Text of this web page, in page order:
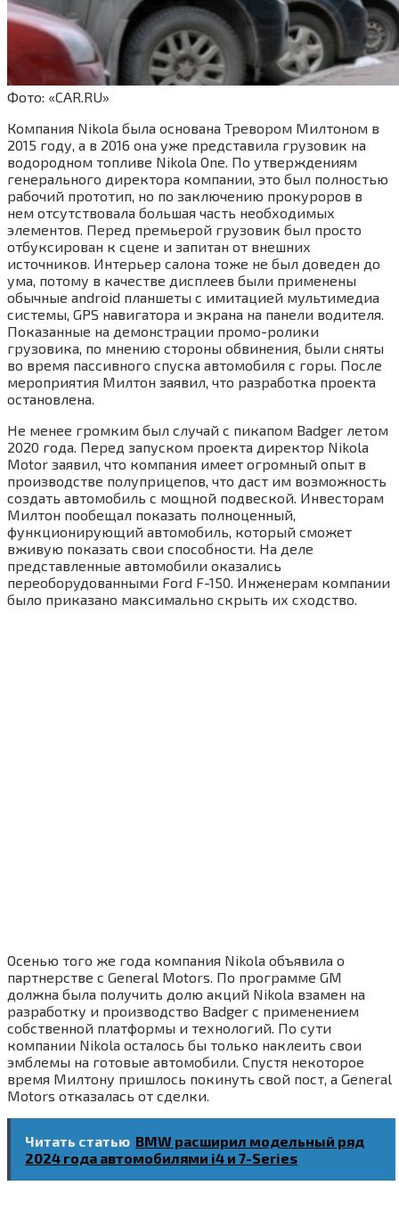
Фото: «CAR.RU»
Компания Nikola была основана Тревором Милтоном в
2015 году, а в 2016 она уже представила грузовик на
водородном топливе Nikola One. По утверждениям
генерального директора компании, это был полностью
рабочий прототип, но по заключению прокуроров в
нем отсутствовала большая часть необходимых
элементов. Перед премьерой грузовик был просто
отбуксирован к сцене и запитан от внешних
источников. Интерьер салона тоже не был доведен до
ума, потому в качестве дисплеев были применены
обычные android планшеты с имитацией мультимедиа
системы, GPS навигатора и экрана на панели водителя.
Показанные на демонстрации промо-ролики
грузовика, по мнению стороны обвинения, были сняты
во время пассивного спуска автомобиля с горы. После
мероприятия Милтон заявил, что разработка проекта
остановлена.
Не менее громким был случай с пикапом Badger летом
2020 года. Перед запуском проекта директор Nikola
Motor заявил, что компания имеет огромный опыт в
производстве полуприцепов, что даст им возможность
создать автомобиль с мощной подвеской. Инвесторам
Милтон пообещал показать полноценный,
функционирующий автомобиль, который сможет
вживую показать свои способности. На деле
представленные автомобили оказались
переоборудованными Ford F-150. Инженерам компании
было приказано максимально скрыть их сходство.
Осенью того же года компания Nikola объявила о
партнерстве с General Motors. По программе GM
должна была получить долю акций Nikola взамен на
разработку и производство Badger с применением
собственной платформы и технологий. По сути
компании Nikola осталось бы только наклеить свои
эмблемы на готовые автомобили. Спустя некоторое
время Милтону пришлось покинуть свой пост, а General
Motors отказалась от сделки.
Читать статью BMW расширил модельный ряд
2024 года автомобилями i4 и 7-Series